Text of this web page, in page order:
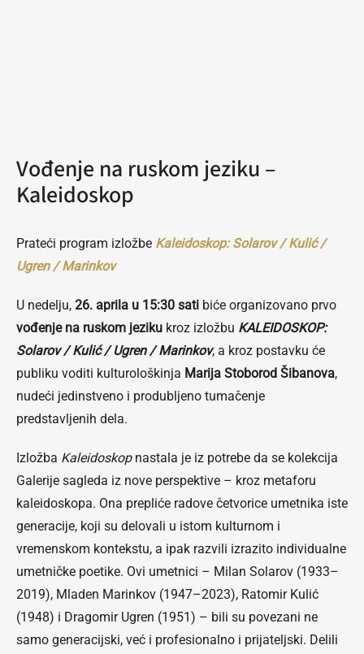
Vođenje na ruskom jeziku –
Kaleidoskop
Prateći program izložbe Kaleidoskop: Solarov / Kulić /
Ugren / Marinkov
U nedelju, 26. aprila u 15:30 sati biće organizovano prvo
vođenje na ruskom jeziku kroz izložbu KALEIDOSKOP:
Solarov / Kulić / Ugren / Marinkov, a kroz postavku će
publiku voditi kulturološkinja Marija Stoborod Šibanova,
nudeći jedinstveno i produbljeno tumačenje
predstavljenih dela.
Izložba Kaleidoskopnastala je iz potrebe da se kolekcija
Galerije sagleda iz nove perspektive – kroz metaforu
kaleidoskopa. Ona prepliće radove četvorice umetnika iste
generacije, koji su delovali u istom kulturnom i
vremenskom kontekstu, a ipak razvili izrazito individualne
umetničke poetike. Ovi umetnici – Milan Solarov (1933–
2019), Mladen Marinkov (1947–2023), Ratomir Kulić
(1948) i Dragomir Ugren (1951) – bili su povezani ne
samo generacijski, već i profesionalno i prijateljski. Delili